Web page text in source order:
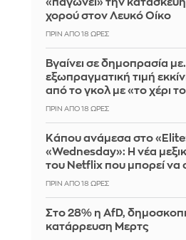
«παγώνει» την
χορού στον Λευκό Οίκο
ΠΡΙΝ ΑΠΌ 18 ΏΡΕΣ
Βγαίνει σε δημοπρασία
εξωπραγματική τιμή
από το γκολ με «το χέρι
ΠΡΙΝ ΑΠΌ 18 ΏΡΕΣ
Κάπου ανάμεσα στο
«Wednesday»: Η νέα
του Netflix που μπορεί να
ΠΡΙΝ ΑΠΌ 18 ΏΡΕΣ
Στο 28% η AfD,
κατάρρευση Μερτς